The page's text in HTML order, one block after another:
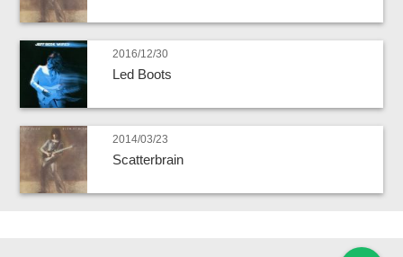
2016/12/30
Led Boots
2014/03/23
Scatterbrain